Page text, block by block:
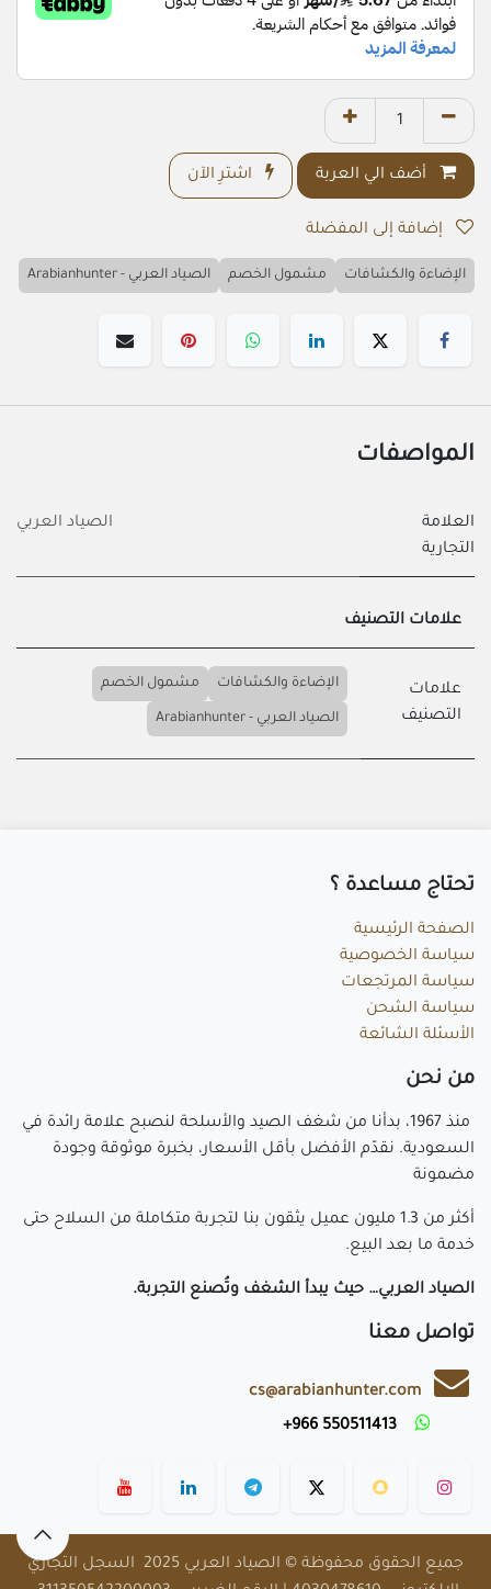
أضف الي العربة اشترِ الآن
الإضاءة والكشافات مشمول الخصم الصياد العربي - Arabianhunter
المواصفات
العلامة
التجارية
الصياد العربي
علامات التصنيف
علامات
التصنيف
الإضاءة والكشافات مشمول الخصم
الصياد العربي - Arabianhunter
تحتاج مساعد​ة ؟
الصفحة الرئيسية
سياسة الخصوصية
سياسة المرتجعات
سياسة الشحن
الأسئلة الشائعة
م​ن نحن
منذ 1967، بدأنا من شغف الصيد والأسلحة لنصبح علامة رائدة في
السعودية. نقدّم الأفضل بأقل الأسعار، بخبرة موثوقة وجودة
مضمونة
أكثر من 1.3 مليون عميل يثقون بنا لتجربة متكاملة من السلاح حتى
خدمة ما بعد البيع.
الصياد العربي… حيث يبدأ الشغف وتُصنع التجربة.
تواصل معنا
cs@arabianhunter.com
​550511413 966+
جميع الحقوق محفوظة © الصياد العربي 2025 السجل التجاري